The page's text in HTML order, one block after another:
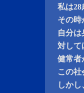
私は28
その時
自分は
対して
健常者
この
しか